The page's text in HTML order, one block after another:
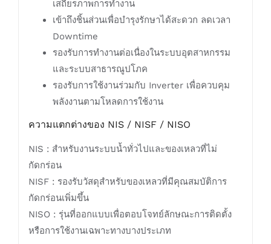
เสถียรภาพการทำงาน
เข้าถึงชิ้นส่วนเพื่อบำรุงรักษาได้สะดวก ลดเวลา
Downtime
รองรับการทำงานต่อเนื่องในระบบอุตสาหกรรม
และระบบสาธารณูปโภค
รองรับการใช้งานร่วมกับ Inverter เพื่อควบคุม
พลังงานตามโหลดการใช้งาน
ความแตกต่างของ NIS / NISF / NISO
NIS : สำหรับงานระบบน้ำทั่วไปและของเหลวที่ไม่
กัดกร่อน
NISF : รองรับวัสดุสำหรับของเหลวที่มีคุณสมบัติการ
กัดกร่อนเพิ่มขึ้น
NISO : รุ่นที่ออกแบบเพื่อตอบโจทย์ลักษณะการติดตั้ง
หรือการใช้งานเฉพาะทางบางประเภท